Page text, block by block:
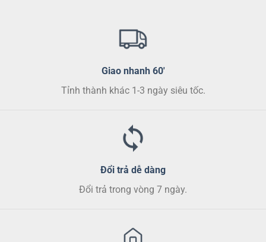
chọn
Giao nhanh 60'
Tỉnh thành khác 1-3 ngày siêu tốc.
Đổi trả dễ dàng
Đổi trả trong vòng 7 ngày.